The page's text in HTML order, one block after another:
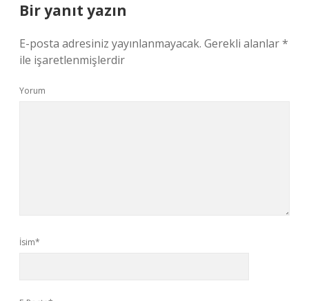
Bir yanıt yazın
E-posta adresiniz yayınlanmayacak. Gerekli alanlar*
ile işaretlenmişlerdir
Yorum
İsim*